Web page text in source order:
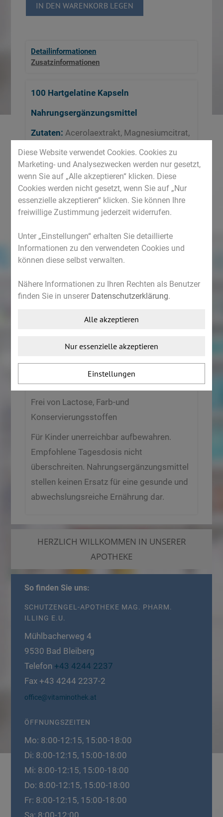
IN DEN WARENKORB LEGEN
Detailinformationen
Zusatzinformationen
100 Hartgelatine Kapseln
Nahrungsergänzungsmittel
Zutaten:Acerolaextrakt, Magnesiumcitrat,
Co-Enzym Q10, D-Alpha-Tocopherolacetat
Nettofüllmenge:65g
Anwendung: 1 Kapsel täglich
1 Kapsel enthält
: pro
Co-Enzym Q10:
30 mg
4,6g
40g
Vitamin E:3 mg (25%
NRV*) 461mg
NR= Nährstoffbezugswert in %
Frei von Lactose, Farb-und
Konservierungsstoffen
Für Kinder unerreichbar aufbewahren.
Empfohlene Tagesdosis nicht
überschreiten. Nahrungsergänzungsmittel
stellen keinen Ersatz für eine gesunde und
abwechslungsreiche Ernährung dar.
HERZLICH WILLKOMMEN IN UNSERER
APOTHEKE
So finden Sie uns:
SCHUTZENGEL-APOTHEKE MAG. PHARM.
ILLING E.U.
Mühlbacherweg 4
9530 Bad Bleiberg
Telefon +43 4244 2237
Fax +43 4244 2237-2
office@vitaminothek.at
ÖFFNUNGSZEITEN
Mo: 8:00-12:15, 15:00-18:00
Di: 8:00-12:15, 15:00-18:00
Mi: 8:00-12:15, 15:00-18:00
Do: 8:00-12:15, 15:00-18:00
Fr: 8:00-12:15, 15:00-18:00
Diese Website verwendet Cookies. Cookies zu
Marketing- und Analysezwecken werden nur gesetzt,
wenn Sie auf „Alle akzeptieren“ klicken. Diese
Cookies werden nicht gesetzt, wenn Sie auf „Nur
essenzielle akzeptieren“ klicken. Sie können Ihre
freiwillige Zustimmung jederzeit widerrufen.
Unter „Einstellungen“ erhalten Sie detaillierte
Informationen zu den verwendeten Cookies und
können diese selbst verwalten.
Nähere Informationen zu Ihren Rechten als Benutzer
finden Sie in unserer Datenschutzerklärung.
Alle akzeptieren
Nur essenzielle akzeptieren
Einstellungen